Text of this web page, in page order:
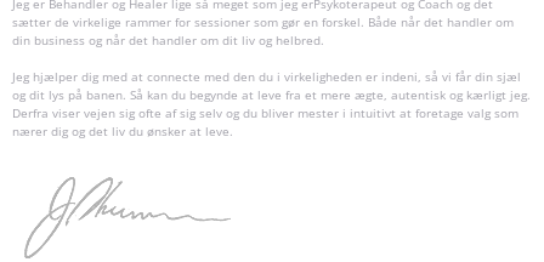
Jeg er Behandler og Healer lige så meget som jeg erPsykoterapeut og Coach og det
sætter de virkelige rammer for sessioner som gør en forskel. Både når det handler om
din business og når det handler om dit liv og helbred.
Jeg hjælper dig med at connecte med den du i virkeligheden er indeni, så vi får din sjæl
og dit lys på banen. Så kan du begynde at leve fra et mere ægte, autentisk og kærligt jeg.
Derfra viser vejen sig ofte af sig selv og du bliver mester i intuitivt at foretage valg som
nærer dig og det liv du ønsker at leve.